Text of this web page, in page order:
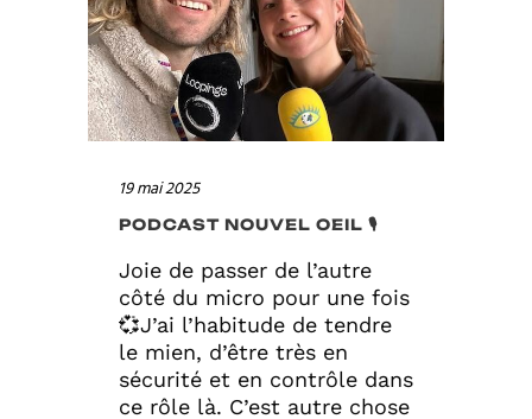
19 mai 2025
PODCAST NOUVEL OEIL 🎙
Joie de passer de l’autre
côté du micro pour une fois
💞J’ai l’habitude de tendre
le mien, d’être très en
sécurité et en contrôle dans
ce rôle là. C’est autre chose